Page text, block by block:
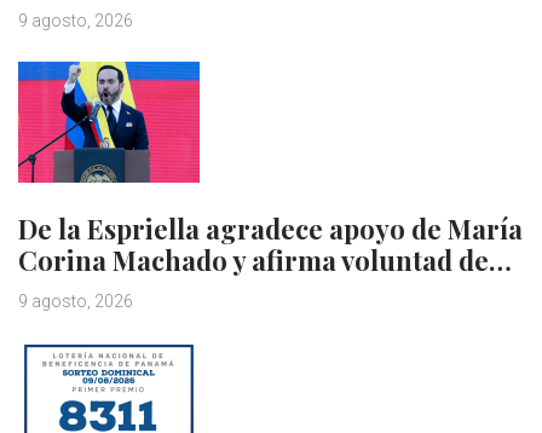
9 agosto, 2026
De la Espriella agradece apoyo de María
Corina Machado y afirma voluntad de…
9 agosto, 2026